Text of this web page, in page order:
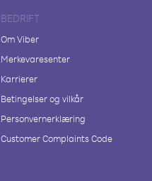
BEDRIFT
Om Viber
Merkevaresenter
Karrierer
Betingelser og vilkår
Personvernerklæring
Customer Complaints Code